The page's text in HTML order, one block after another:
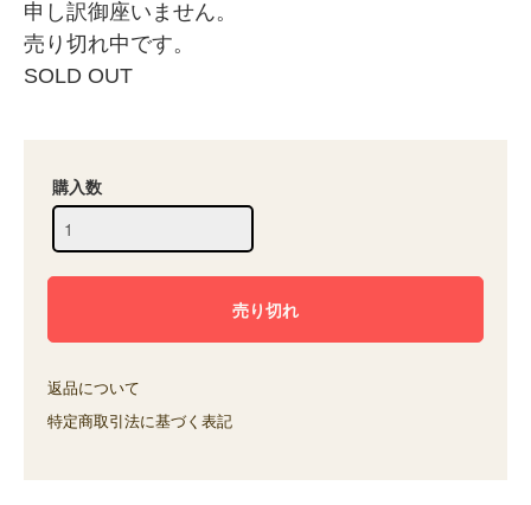
申し訳御座いません。
売り切れ中です。
SOLD OUT
購入数
返品について
特定商取引法に基づく表記